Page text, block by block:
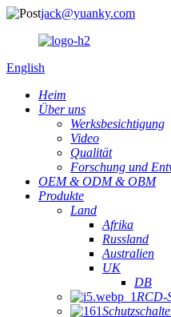
jack@yuanky.com
English
Heim
Über uns
Werksbesichtigung
Video
Qualität
Forschung und
OEM & ODM & OBM
Produkte
Land
Afrika
Russland
Australien
UK
DB
RCD-